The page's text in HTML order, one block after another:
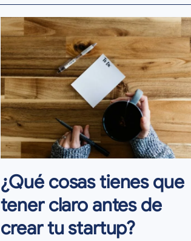
¿Qué cosas tienes que
tener claro antes de
crear tu startup?